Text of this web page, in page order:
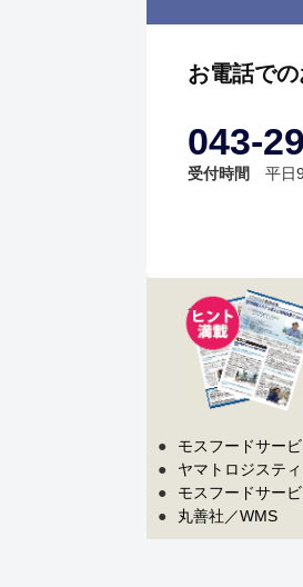
お電話で
043-
受付時間 平日9
●
モスフードサー
●
ヤマトロジステ
●
モスフードサー
●
丸善社／WMS